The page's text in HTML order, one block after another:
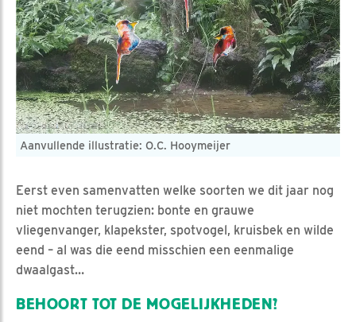
Aanvullende illustratie: O.C. Hooymeijer
Eerst even samenvatten welke soorten we dit jaar nog
niet mochten terugzien: bonte en grauwe
vliegenvanger, klapekster, spotvogel, kruisbek en wilde
eend – al was die eend misschien een eenmalige
dwaalgast…
BEHOORT TOT DE MOGELIJKHEDEN?